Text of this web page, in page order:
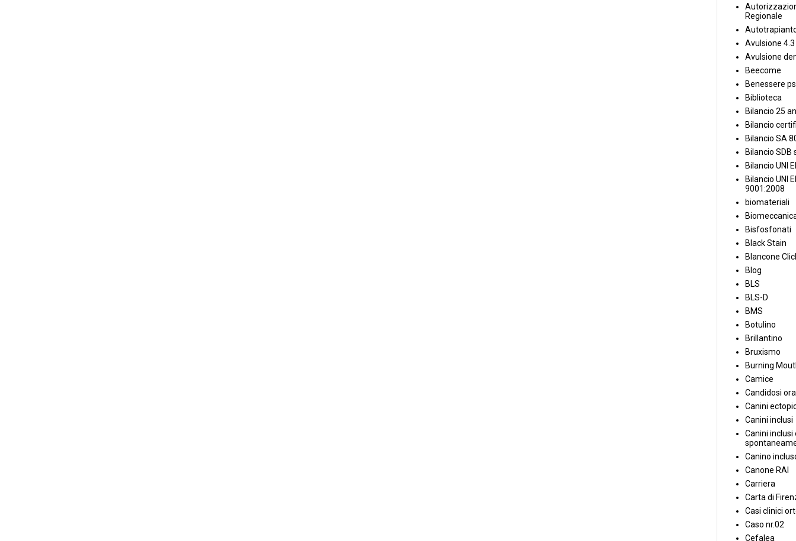
Regionale
Avulsione 4.3
Avulsione
Beecome
Benessere
Biblioteca
Bilancio 25
Bilancio
Bilancio SA
Bilancio SDB
Bilancio UNI
Bilancio UNI
9001:2008
biomateriali
Bisfosfonati
Black Stain
Blancone
Blog
BLS
BLS-D
BMS
Botulino
Brillantino
Bruxismo
Burning
Camice
Candidosi
Canini
Canini inclusi
Canini inclusi
Canino
Canone RAI
Carriera
Carta di
Casi clinici
Caso nr.02
Cefalea